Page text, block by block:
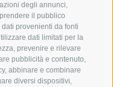
degli annunci,
il pubblico
provenienti da fonti
dati limitati per la
prevenire e rilevare
pubblicità e contenuto,
abbinare e combinare
diversi dispositivi,
E PREZZI